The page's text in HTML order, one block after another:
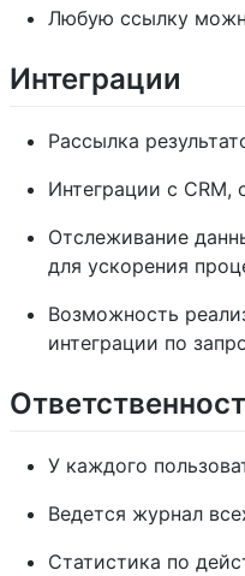
Любую ссылку
Интеграции
Рассылка
Интеграции с CRM,
Отслеживание
для ускорения
Возможность
интеграции по
У каждого
Ведется журнал
Статистика по